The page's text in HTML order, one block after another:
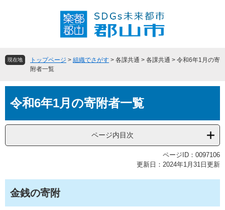
頭
飛
へ
現在地 トップページ > 組織でさがす > 各課共通 > 各課共通 > 令和6年1月の寄
附者一覧
文令和6年1月の寄附者一覧
ページ内目次
ページID：0097106
更新日：2024年1月31日更新
金銭の寄附